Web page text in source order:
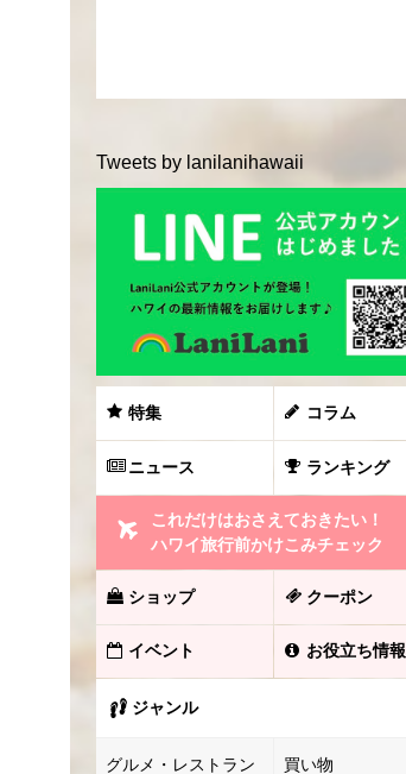
Tweets by lanilanihawaii
特集 コラム
ニュース ランキング
これだけはおさえておきたい！
ハワイ旅行前かけこみチェック
ショップ クーポン
イベント お役立ち情報
ジャンル
グルメ・レストラン 買い物